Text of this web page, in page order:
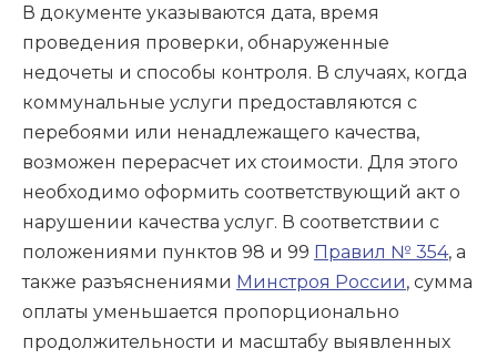
В документе указываются дата, время
проведения проверки, обнаруженные
недочеты и способы контроля. В случаях, когда
коммунальные услуги предоставляются с
перебоями или ненадлежащего качества,
возможен перерасчет их стоимости. Для этого
необходимо оформить соответствующий акт о
нарушении качества услуг. В соответствии с
положениями пунктов 98 и 99 Правил № 354, а
также разъяснениями Минстроя России, сумма
оплаты уменьшается пропорционально
продолжительности и масштабу выявленных